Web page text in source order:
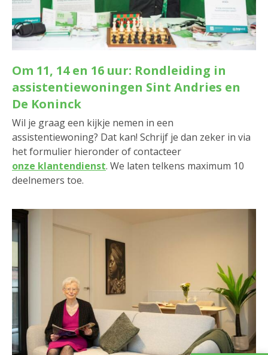
Om 11, 14 en 16 uur: Rondleiding in
assistentiewoningen Sint Andries en
De Koninck
Wil je graag een kijkje nemen in een
assistentiewoning? Dat kan! Schrijf je dan zeker in via
het formulier hieronder of contacteer
onze klantendienst. We laten telkens maximum 10
deelnemers toe.